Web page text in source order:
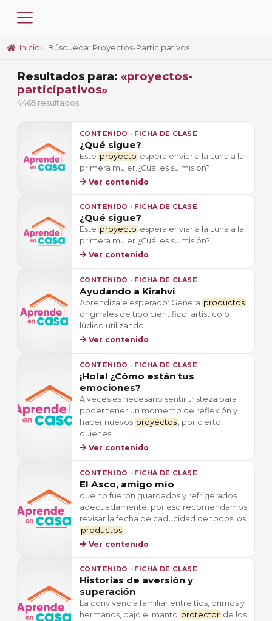
Inicio Búsqueda: Proyectos-Participativos
Resultados para: «proyectos-
participativos»
4465 resultados
CONTENIDO · FICHA DE CLASE
¿Qué sigue?
Este proyecto espera enviar a la Luna a la
primera mujer.¿Cuál es su misión?
Ver contenido
CONTENIDO · FICHA DE CLASE
¿Qué sigue?
Este proyecto espera enviar a la Luna a la
primera mujer.¿Cuál es su misión?
Ver contenido
CONTENIDO · FICHA DE CLASE
Ayudando a Kirahvi
Aprendizaje esperado: Genera productos
originales de tipo científico, artístico o
lúdico utilizando
Ver contenido
CONTENIDO · FICHA DE CLASE
¡Hola! ¿Cómo están tus
emociones?
A veces es necesario sentir tristeza para
poder tener un momento de reflexión y
hacer nuevos proyectos , por cierto,
quienes
Ver contenido
CONTENIDO · FICHA DE CLASE
El Asco, amigo mío
que no fueron guardados y refrigerados
adecuadamente, por eso recomendamos
revisar la fecha de caducidad de todos los
productos
Ver contenido
CONTENIDO · FICHA DE CLASE
Historias de aversión y
superación
La convivencia familiar entre tíos, primos y
hermanos, bajo el manto protector de los